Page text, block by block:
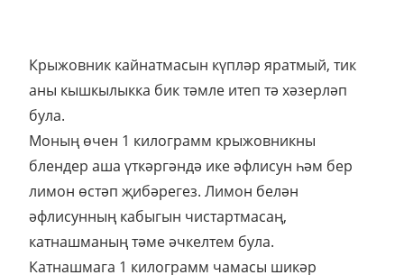
Крыжовник кайнатмасын күпләр яратмый, тик
аны кышкылыкка бик тәмле итеп тә хәзерләп
була.
Моның өчен 1 килограмм крыжовникны
блендер аша үткәргәндә ике әфлисун һәм бер
лимон өстәп җибәрегез. Лимон белән
әфлисунның кабыгын чистартмасаң,
катнашманың тәме әчкелтем була.
Катнашмага 1 килограмм чамасы шикәр